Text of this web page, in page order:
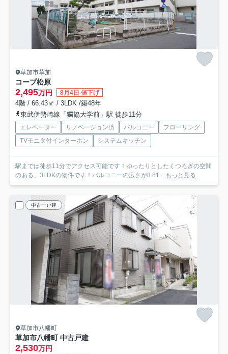
草加市草加
コープ松原
2,495万円 8月4日 値下げ
4階 / 66.43㎡ / 3LDK /築48年
東武伊勢崎線「獨協大学前」駅 徒歩11分
エレベーター リノベーション済 バルコニー
フローリング
TVモニタ付インターホン
システムキッチン
駅までは徒歩11分でアクセス可能です！ゆったりとしたくつろぎの空間
のある、3LDKの物件です！バルコニーの広さが8.81...
もっと見る
中古一戸建
草加市八幡町
草加市八幡町 中古戸建
2,530万円